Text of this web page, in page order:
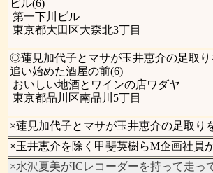
ビル(6)
第一下川ビル
東京都大田区大森北3丁目
◎蓮見加代子とマサが玉井恵介の足取り
追い始めた酒屋の前(6)
おいしい地酒とワインの店ワダヤ
東京都品川区南品川5丁目
×蓮見加代子とマサが玉井恵介の足取り
×玉井恵介を除く甲斐英樹らM企画社員
×水沢夏美がICレコーダーを持って走っ